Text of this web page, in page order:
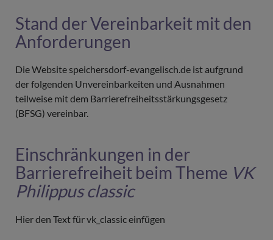
Stand der Vereinbarkeit mit den
Anforderungen
Die Website speichersdorf-evangelisch.de ist aufgrund
der folgenden Unvereinbarkeiten und Ausnahmen
teilweise mit dem Barrierefreiheitsstärkungsgesetz
(BFSG) vereinbar.
Einschränkungen in der
Barrierefreiheit beim Theme VK
Philippus classic
Hier den Text für vk_classic einfügen